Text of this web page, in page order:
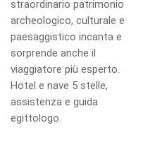
straordinario patrimonio
archeologico, culturale e
paesaggistico incanta e
sorprende anche il
viaggiatore più esperto.
Hotel e nave 5 stelle,
assistenza e guida
egittologo.